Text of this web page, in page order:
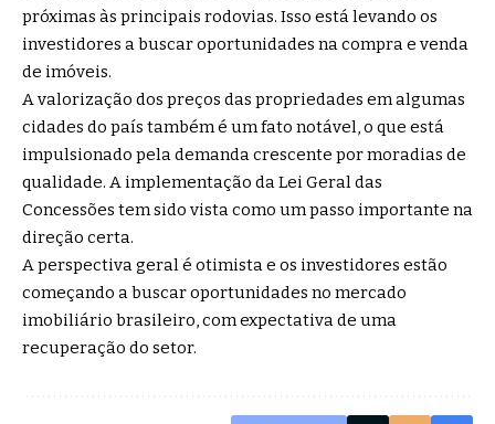
próximas às principais rodovias. Isso está levando os
investidores a buscar oportunidades na compra e venda
de imóveis.
A valorização dos preços das propriedades em algumas
cidades do país também é um fato notável, o que está
impulsionado pela demanda crescente por moradias de
qualidade. A implementação da Lei Geral das
Concessões tem sido vista como um passo importante na
direção certa.
A perspectiva geral é otimista e os investidores estão
começando a buscar oportunidades no mercado
imobiliário brasileiro, com expectativa de uma
recuperação do setor.